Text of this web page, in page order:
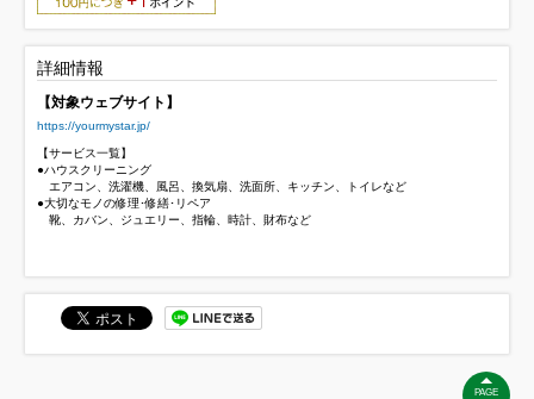
詳細情報
【対象ウェブサイト】
https://yourmystar.jp/
【サービス一覧】
●ハウスクリーニング
エアコン、洗濯機、風呂、換気扇、洗面所、キッチン、トイレなど
●大切なモノの修理･修繕･リペア
靴、カバン、ジュエリー、指輪、時計、財布など
PAGE